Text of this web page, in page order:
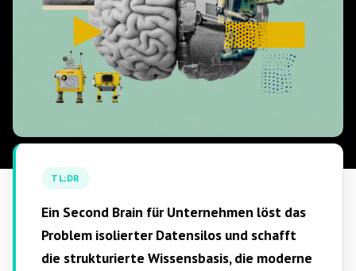
TL;DR
Ein Second Brain für Unternehmen löst das
Problem isolierter Datensilos und schafft
die strukturierte Wissensbasis, die moderne